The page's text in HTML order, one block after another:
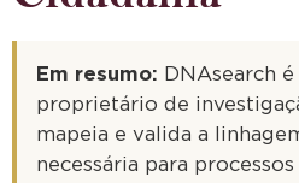
Em resumo: DNAsearch
proprietário de
mapeia e valida a
necessária para